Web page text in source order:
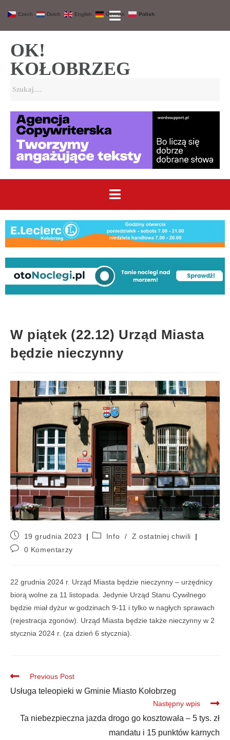
OK!
KOŁOBRZEG
W piątek (22.12) Urząd Miasta
będzie nieczynny
19 grudnia 2023 Info /
Z ostatniej chwili
0 Komentarzy
22 grudnia 2024 r. Urząd Miasta będzie nieczynny – urzędnicy
biorą wolne za 11 listopada. Jedynie Urząd Stanu Cywilnego
będzie miał dyżur w godzinach 9-11 i tylko w nagłych sprawach
(rejestracja zgonów). Urząd Miasta będzie także nieczynny w 2
stycznia 2024 r. (za dzień 6 stycznia).
Previous Post
Usługa teleopieki w Gminie Miasto Kołobrzeg
Następny wpis
Ta niebezpieczna jazda drogo go kosztowała – 5 tys. zł
mandatu i 15 punktów karnych
Czech Dutch English German Polish